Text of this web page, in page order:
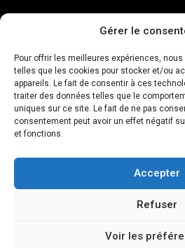
Gérer le
Pour offrir les meilleures expériences,
telles que les cookies pour stocker et/ou
appareils. Le fait de consentir à ces
traiter des données telles que le
uniques sur ce site. Le fait de ne pas
consentement peut avoir un effet négatif
et fonctions.
Accepter
Refuser
Voir les
06560
Tél. +33 (0)4 93